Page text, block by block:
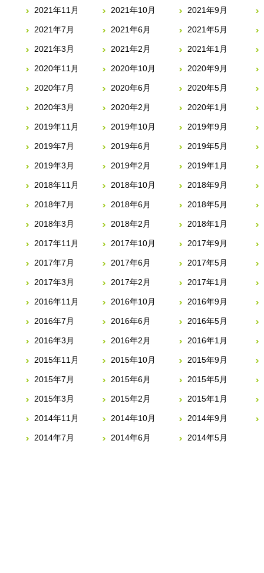
2021年11月 2021年10月 2021年9月
2021年7月 2021年6月 2021年5月
2021年3月 2021年2月 2021年1月
2020年11月 2020年10月 2020年9月
2020年7月 2020年6月 2020年5月
2020年3月 2020年2月 2020年1月
2019年11月 2019年10月 2019年9月
2019年7月 2019年6月 2019年5月
2019年3月 2019年2月 2019年1月
2018年11月 2018年10月 2018年9月
2018年7月 2018年6月 2018年5月
2018年3月 2018年2月 2018年1月
2017年11月 2017年10月 2017年9月
2017年7月 2017年6月 2017年5月
2017年3月 2017年2月 2017年1月
2016年11月 2016年10月 2016年9月
2016年7月 2016年6月 2016年5月
2016年3月 2016年2月 2016年1月
2015年11月 2015年10月 2015年9月
2015年7月 2015年6月 2015年5月
2015年3月 2015年2月 2015年1月
2014年11月 2014年10月 2014年9月
2014年7月 2014年6月 2014年5月